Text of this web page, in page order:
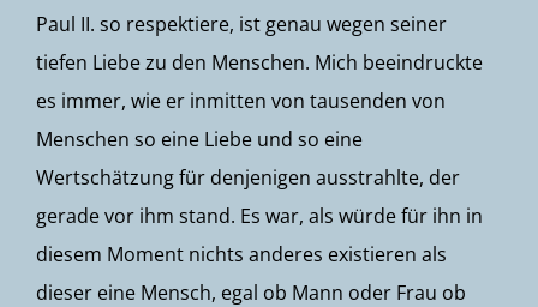
Paul II. so respektiere, ist genau wegen seiner
tiefen Liebe zu den Menschen. Mich beeindruckte
es immer, wie er inmitten von tausenden von
Menschen so eine Liebe und so eine
Wertschätzung für denjenigen ausstrahlte, der
gerade vor ihm stand. Es war, als würde für ihn in
diesem Moment nichts anderes existieren als
dieser eine Mensch, egal ob Mann oder Frau ob